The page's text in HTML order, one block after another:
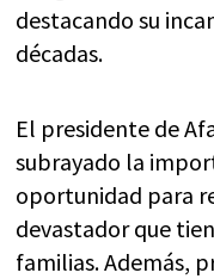
destacando su
décadas.
El presidente de
subrayado la
oportunidad para
devastador que
familias. Además,